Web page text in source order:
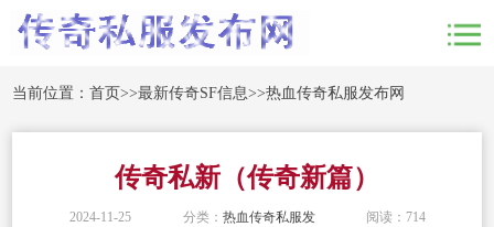
当前位置：首页>>最新传奇SF信息>>热血传奇私服发布网
传奇私新（传奇新篇）
2024-11-25 分类： 热血传奇私服发
阅读：714